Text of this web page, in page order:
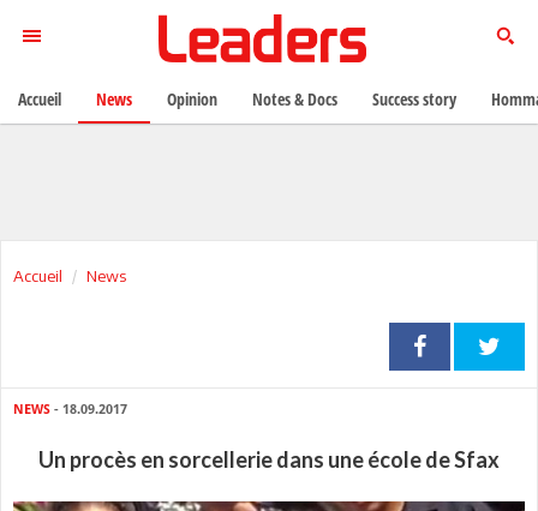
Accueil News
NEWS - 18.09.2017
Un procès en sorcellerie dans une école de Sfax
Accueil News Opinion Notes & Docs Success story